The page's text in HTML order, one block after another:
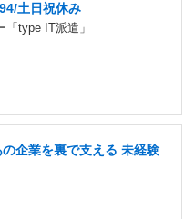
土日祝休み
type IT派遣」
企業を裏で支える 未経験